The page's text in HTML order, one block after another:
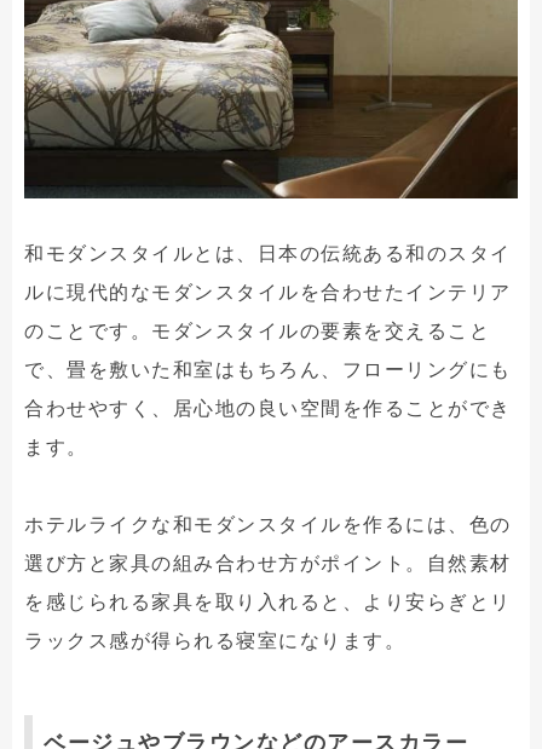
和モダンスタイルとは、日本の伝統ある和のスタイ
ルに現代的なモダンスタイルを合わせたインテリア
のことです。モダンスタイルの要素を交えること
で、畳を敷いた和室はもちろん、フローリングにも
合わせやすく、居心地の良い空間を作ることができ
ます。
ホテルライクな和モダンスタイルを作るには、色の
選び方と家具の組み合わせ方がポイント。自然素材
を感じられる家具を取り入れると、より安らぎとリ
ラックス感が得られる寝室になります。
ベージュやブラウンなどのアースカラー